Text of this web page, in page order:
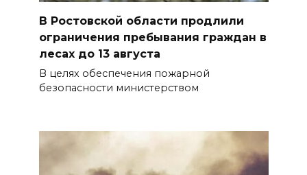
В Ростовской области продлили
ограничения пребывания граждан в
лесах до 13 августа
В целях обеспечения пожарной
безопасности министерством